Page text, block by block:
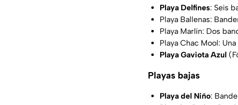
Playa Delfines: Seis
Playa Ballenas:
Playa Marlín: Dos
Playa Chac Mool:
Playa Gaviota Azul
Playas bajas
Playa del Niño: